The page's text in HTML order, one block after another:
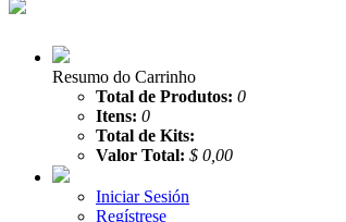
Resumo do Carrinho
Total de Produtos: 0
Itens: 0
Total de Kits:
Valor Total: $ 0,00
Iniciar Sesión
Regístrese